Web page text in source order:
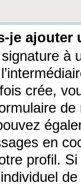
je ajouter
à
crée,
de
en
profil.